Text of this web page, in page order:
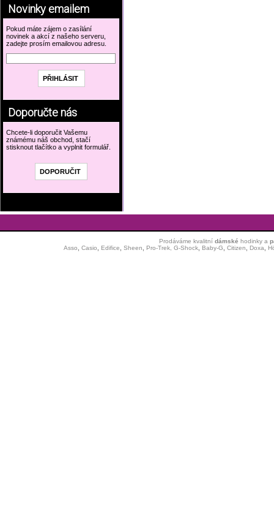
Novinky emailem
Pokud máte zájem o zasílání
novinek a akcí z našeho serveru,
zadejte prosím emailovou adresu.
Doporučte nás
Chcete-li doporučit Vašemu
známému náš obchod, stačí
stisknout tlačítko a vyplnit formulář.
Prodáváme kvalitní dámské hodinkya
Asso
Casio Edifice Sheen Pro-Trek, G-Shock, Baby-G Citizen Doxa